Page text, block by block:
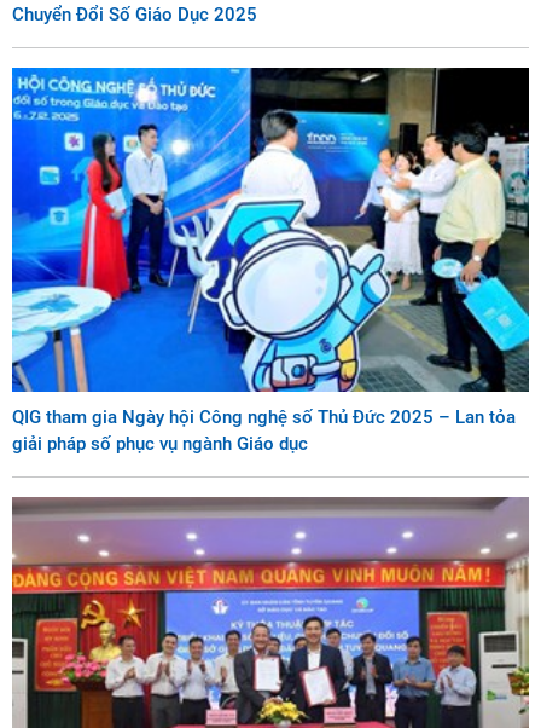
Chuyển Đổi Số Giáo Dục 2025
QIG tham gia Ngày hội Công nghệ số Thủ Đức 2025 – Lan tỏa
giải pháp số phục vụ ngành Giáo dục